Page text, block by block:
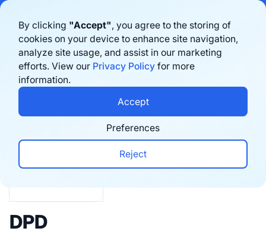
By clicking "Accept", you agree to the storing of
cookies on your device to enhance site navigation,
analyze site usage, and assist in our marketing
efforts. View our Privacy Policy for more
information.
Preferences
Reject
Accept
Benelux in 2026. Learn morehere
Book a demo
Integrations
DPD